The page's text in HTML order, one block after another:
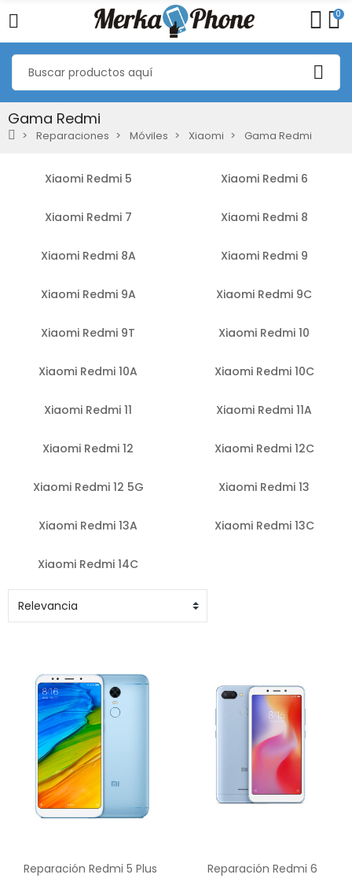
0
Gama Redmi
Reparaciones Móviles Xiaomi Gama Redmi
Xiaomi Redmi 5 Xiaomi Redmi 6
Xiaomi Redmi 7 Xiaomi Redmi 8
Xiaomi Redmi 8A Xiaomi Redmi 9
Xiaomi Redmi 9A Xiaomi Redmi 9C
Xiaomi Redmi 9T Xiaomi Redmi 10
Xiaomi Redmi 10A Xiaomi Redmi 10C
Xiaomi Redmi 11 Xiaomi Redmi 11A
Xiaomi Redmi 12 Xiaomi Redmi 12C
Xiaomi Redmi 12 5G Xiaomi Redmi 13
Xiaomi Redmi 13A Xiaomi Redmi 13C
Xiaomi Redmi 14C
Reparación Redmi 5 Plus Reparación Redmi 6